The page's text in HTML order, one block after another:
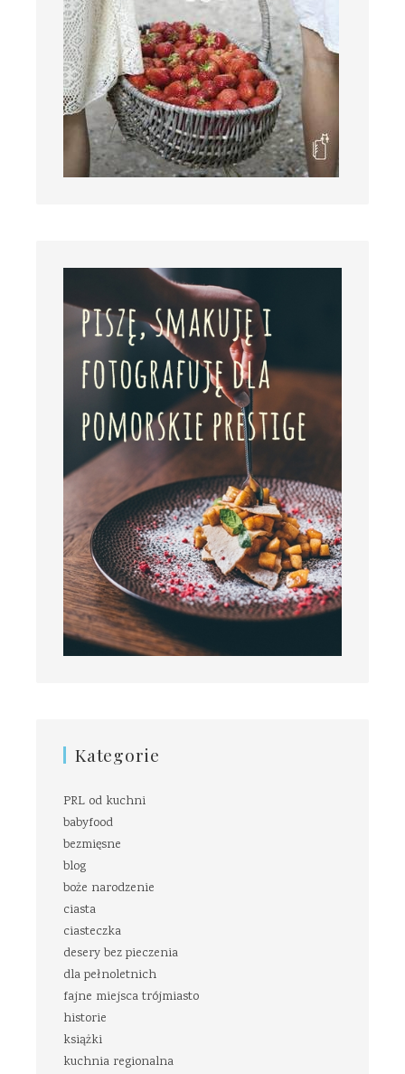
Kategorie
PRL od kuchni
babyfood
bezmięsne
blog
boże narodzenie
ciasta
ciasteczka
desery bez pieczenia
dla pełnoletnich
fajne miejsca trójmiasto
historie
książki
kuchnia regionalna